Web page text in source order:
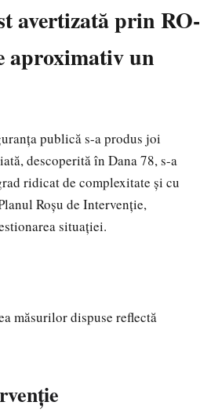
avertizată prin RO-
aproximativ un
publică s-a produs joi
descoperită în Dana 78, s-a
ridicat de complexitate și cu
Roșu de Intervenție,
situației.
măsurilor dispuse reflectă